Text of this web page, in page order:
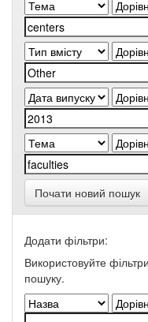
Почати новий пошук
Додати фільтри:
Використовуйте
пошуку.